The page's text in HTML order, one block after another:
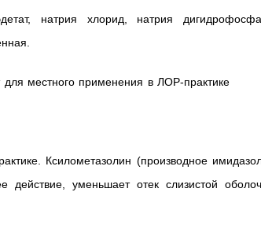
натрия хлорид, натрия
местного применения в ЛОР-практике
Ксилометазолин (производное
действие, уменьшает отек слизистой